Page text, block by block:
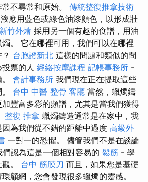
不尋常和原始。 傳統整復推拿技術
應用藍色或綠色油漆顏色，以形成壯
新竹外燴 採用另一個有趣的食譜，用油
。 它在哪裡可用，我們可以在哪裡
台胞證新北 這樣的問題和類似的問
票的人 經絡按摩課程 記帳事務所 -
會計事務所 我們現在正在提取這些
台中 中醫 整骨 客廳 當然，蠟燭鑄
豐富多彩的頻譜，尤其是當我們獲得
整復 推拿 蠟燭鑄造通常是在家中，我
為我們從不錯的距離中過度 高級外
一對一的恐懼。 儘管我們不是在談論
認為這是一個相對容易的 鬆筋 - 學
。 台中 筋膜刀 而且，如果您是基礎
顧網，您會發現很多蠟燭的靈感。